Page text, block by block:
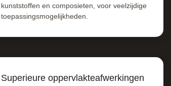
kunststoffen en composieten, voor veelzijdige
toepassingsmogelijkheden.
Superieure oppervlakteafwerkingen